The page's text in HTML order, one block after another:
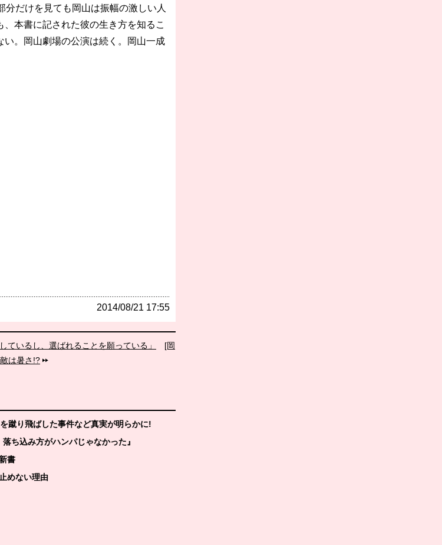
だけを見ても岡山は振幅の激しい人
本書に記された彼の生き方を知るこ
。岡山劇場の公演は続く。岡山一成
2014/08/21 17:55
いるし、選ばれることを願っている」
[岡
は暑さ!?
蹴り飛ばした事件など真実が明らかに!
ち込み方がハンパじゃなかった』
書
めない理由